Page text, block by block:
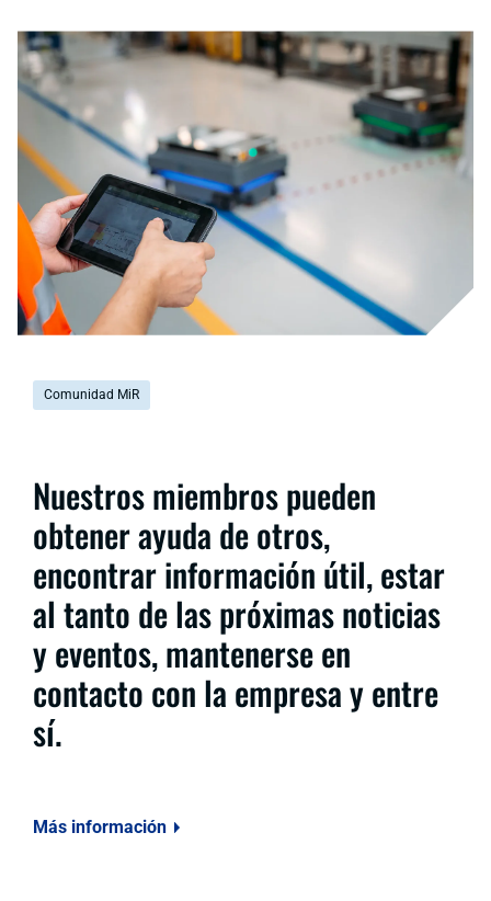
Comunidad MiR
Nuestros miembros pueden
obtener ayuda de otros,
encontrar información útil, estar
al tanto de las próximas noticias
y eventos, mantenerse en
contacto con la empresa y entre
sí.
Más información